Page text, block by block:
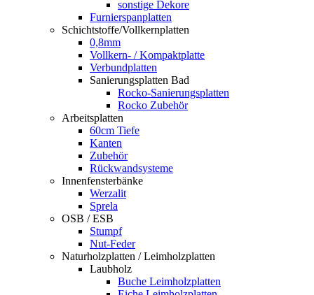
sonstige Dekore
Furnierspanplatten
Schichtstoffe/Vollkernplatten
0,8mm
Vollkern- / Kompaktplatte
Verbundplatten
Sanierungsplatten Bad
Rocko-Sanierungsplatten
Rocko Zubehör
Arbeitsplatten
60cm Tiefe
Kanten
Zubehör
Rückwandsysteme
Innenfensterbänke
Werzalit
Sprela
OSB / ESB
Stumpf
Nut-Feder
Naturholzplatten / Leimholzplatten
Laubholz
Buche Leimholzplatten